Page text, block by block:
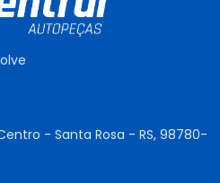
- Santa Rosa - RS, 98780-